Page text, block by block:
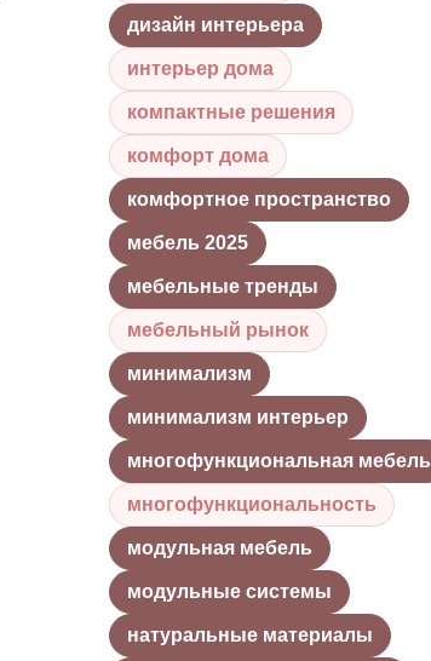
дизайн интерьера
интерьер дома
компактные решения
комфорт дома
комфортное пространство
мебель 2025
мебельные тренды
мебельный рынок
минимализм
минимализм интерьер
многофункциональная мебель
многофункциональность
модульная мебель
модульные системы
натуральные материалы